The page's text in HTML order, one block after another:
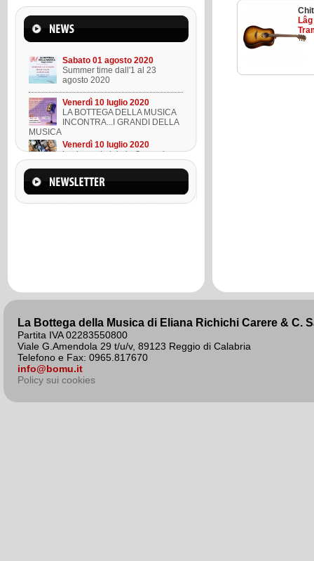
Mercoledì 22 marzo 2023
Suono l'ukulele in 8 lezioni
Sabato 01 agosto 2020
Summer time dall'1 al 23
agosto 2020
Venerdì 10 luglio 2020
LA BOTTEGA DELLA MUSICA
INCONTRA...I GRANDI DELLA
MUSICA
Venerdì 10 luglio 2020
Lezione ukulele in Omaggio
Mercoledì 22 marzo 2023
Suono l'ukulele in 8 lezioni
La Bottega della Musica di Eliana Richichi Carere & C.
Partita IVA 02283550800
Viale G.Amendola 29 t/u/v, 89123 Reggio di Calabria
Telefono e Fax: 0965.817670
info@bomu.it
Policy sui cookies